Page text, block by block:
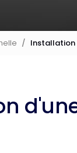
Installation